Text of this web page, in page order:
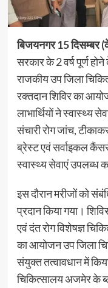
बिजयनगर 15 दिसम्बर
सरकार के 2 वर्ष पूर्ण
राजकीय उप जिला
रक्तदान शिविर का
लाभार्थियों ने स्वास्थ्य
संचारी रोग जांच,
ब्रेस्ट एवं सर्वाइकल कैंसर
स्वास्थ्य सेवाएं उपलब्ध
इस दौरान मरीजों को
प्रदान किया गया।
एवं दंत रोग विशेषज्ञ
का आयोजन उप जिला
संयुक्त तत्वावधान में
चिकित्सालय अजमेर के